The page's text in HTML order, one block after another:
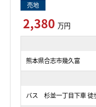
売地
2,380 万円
熊本県合志市幾久富
バス 杉並一丁目下車 徒